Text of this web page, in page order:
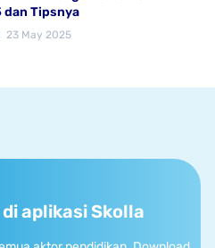
dan Tipsnya
23 May 2025
aplikasi Skolla